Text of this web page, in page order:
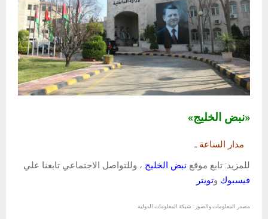
«نبض الخليج»
مدار الساعةـ
للمزيد: تابع موقع نبض الخليج ، وللتواصل الاجتماعي تابعنا علي
فيسبوك وتويتر
مصدر المعلومات والصور : شبكة المعلومات الدولية